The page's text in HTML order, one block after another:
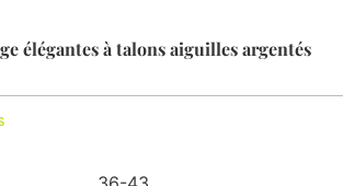
élégantes à talons aiguilles argentés